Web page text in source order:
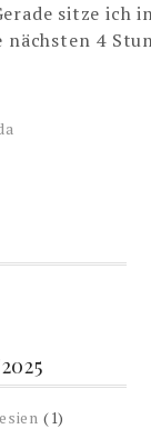
sitze
nächsten 4
(1)